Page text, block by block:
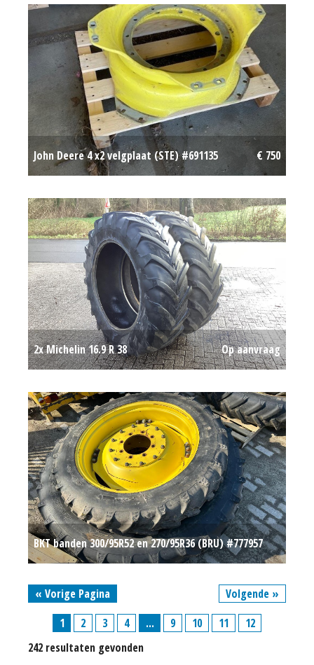
John Deere 4 x2 velgplaat (STE) #691135 € 750
2x Michelin 16.9 R 38 Op aanvraag
BKT banden 300/95R52 en 270/95R36 (BRU) #777957
« Vorige Pagina
Volgende »
1
2 3 4 ... 9 10 11
12
242 resultaten gevonden